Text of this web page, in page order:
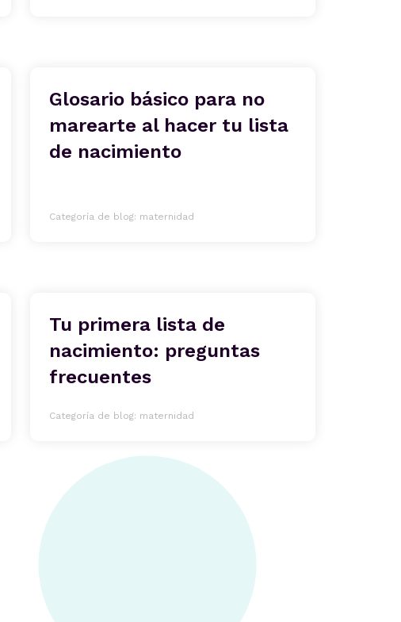
Glosario básico para no
marearte al hacer tu lista
de nacimiento
Categoría de blog: maternidad
Tu primera lista de
nacimiento: preguntas
frecuentes
Categoría de blog: maternidad